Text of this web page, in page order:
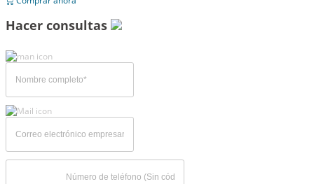
Hacer consultas